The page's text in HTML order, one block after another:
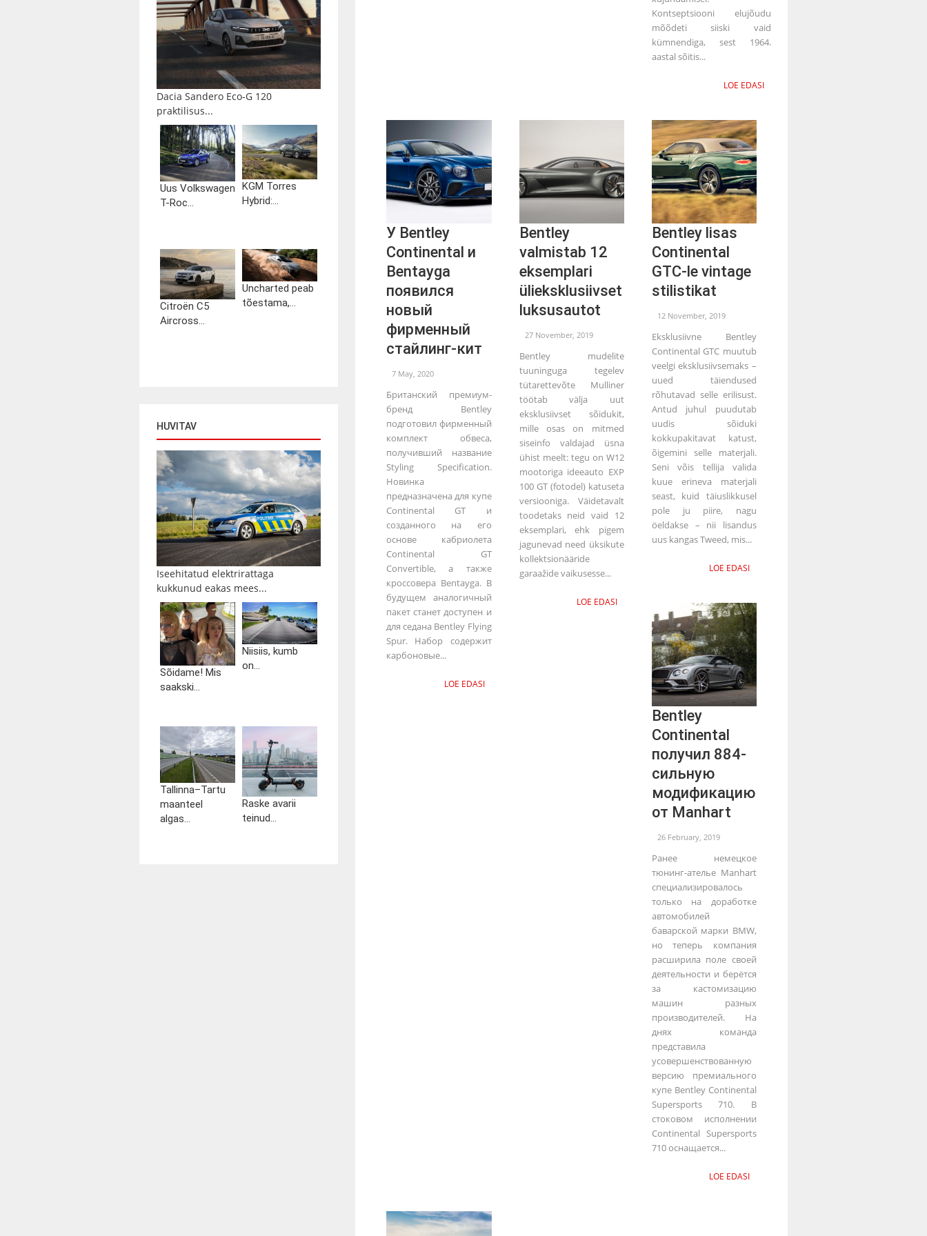
Dacia Sandero Eco-G 120
praktilisus...
Uus Volkswagen
T-Roc...
KGM Torres
Hybrid:...
Citroën C5
Aircross...
Uncharted peab
tõestama,...
HUVITAV
Iseehitatud elektrirattaga
kukkunud eakas mees...
Sõidame! Mis
saakski...
Niisiis, kumb
on...
Tallinna–Tartu
maanteel
algas...
Raske avarii
teinud...
Kontseptsiooni elujõudu
mõõdeti siiski vaid
kümnendiga, sest 1964.
aastal sõitis...
LOE EDASI
У Bentley
Continental и
Bentayga
появился
новый
фирменный
стайлинг-кит
7 May, 2020
Британский премиум-
бренд Bentley
подготовил фирменный
комплект обвеса,
получивший название
Styling Specification.
Новинка
предназначена для купе
Continental GT и
созданного на его
основе кабриолета
Continental GT
Convertible, а также
кроссовера Bentayga. В
будущем аналогичный
пакет станет доступен и
для седана Bentley Flying
Spur. Набор содержит
карбоновые...
LOE EDASI
Bentley
valmistab 12
eksemplari
ülieksklusiivset
luksusautot
27 November, 2019
Bentley mudelite
tuuninguga tegelev
tütarettevõte Mulliner
töötab välja uut
eksklusiivset sõidukit,
mille osas on mitmed
siseinfo valdajad üsna
ühist meelt: tegu on W12
mootoriga ideeauto EXP
100 GT (fotodel) katuseta
versiooniga. Väidetavalt
toodetaks neid vaid 12
eksemplari, ehk pigem
jagunevad need üksikute
kollektsionääride
garaažide vaikusesse...
LOE EDASI
Bentley lisas
Continental
GTC-le vintage
stilistikat
12 November, 2019
Eksklusiivne Bentley
Continental GTC muutub
veelgi eksklusiivsemaks –
uued täiendused
rõhutavad selle erilisust.
Antud juhul puudutab
uudis sõiduki
kokkupakitavat katust,
õigemini selle materjali.
Seni võis tellija valida
kuue erineva materjali
seast, kuid täiuslikkusel
pole ju piire, nagu
öeldakse – nii lisandus
uus kangas Tweed, mis...
LOE EDASI
Bentley
Continental
получил 884-
сильную
модификацию
от Manhart
26 February, 2019
Ранее немецкое
тюнинг-ателье Manhart
специализировалось
только на доработке
автомобилей
баварской марки BMW,
но теперь компания
расширила поле своей
деятельности и берётся
за кастомизацию
машин разных
производителей. На
днях команда
представила
усовершенствованную
версию премиального
купе Bentley Continental
Supersports 710. В
стоковом исполнении
Continental Supersports
710 оснащается...
LOE EDASI